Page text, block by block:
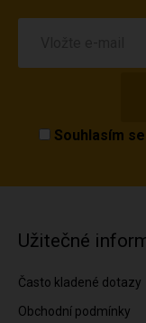
Souhlasím se
Užitečné
Často kladené dotazy
Obchodní podmínky